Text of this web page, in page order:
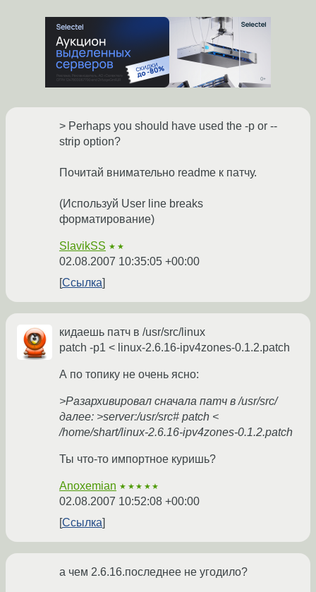
> Perhaps you should have used the -p or --
strip option?
Почитай внимательно readme к патчу.
(Используй User line breaks
форматирование)
SlavikSS ★★
02.08.2007 10:35:05 +00:00
Ссылка
кидаешь патч в /usr/src/linux
patch -p1 < linux-2.6.16-ipv4zones-0.1.2.patch
А по топику не очень ясно:
>Разархивировал сначала патч в /usr/src/
далее: >server:/usr/src# patch <
/home/shart/linux-2.6.16-ipv4zones-0.1.2.patch
Ты что-то импортное куришь?
Anoxemian ★★★★★
02.08.2007 10:52:08 +00:00
Ссылка
а чем 2.6.16.последнее не угодило?